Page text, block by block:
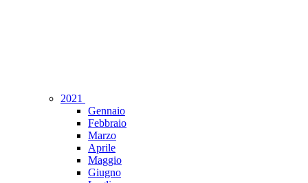
2021
Gennaio
Febbraio
Marzo
Aprile
Maggio
Giugno